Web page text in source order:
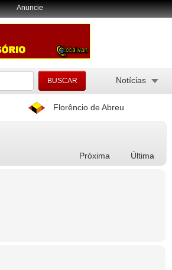
Anuncie
Notícias
Florêncio de Abreu
Próxima Última